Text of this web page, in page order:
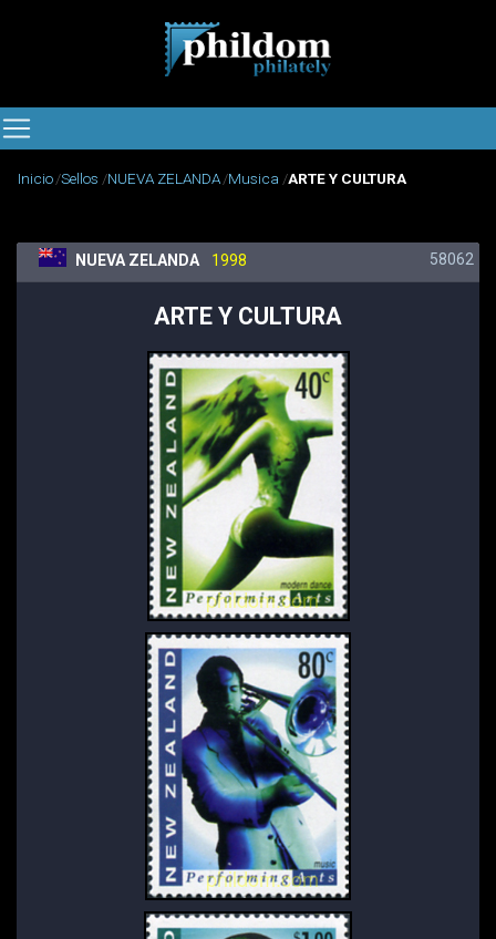
Inicio Sellos NUEVA ZELANDA Musica ARTE Y CULTURA
NUEVA ZELANDA 1998 58062
ARTE Y CULTURA